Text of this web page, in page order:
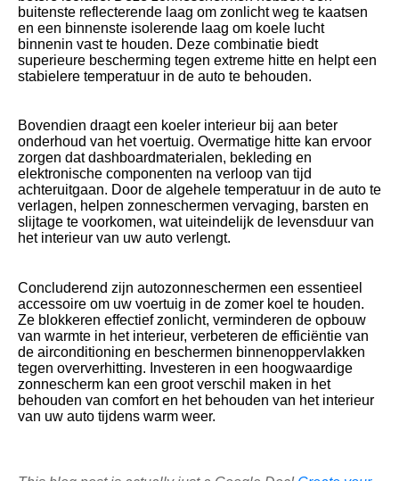
buitenste reflecterende laag om zonlicht weg te kaatsen
en een binnenste isolerende laag om koele lucht
binnenin vast te houden. Deze combinatie biedt
superieure bescherming tegen extreme hitte en helpt een
stabielere temperatuur in de auto te behouden.
Bovendien draagt ​​een koeler interieur bij aan beter
onderhoud van het voertuig. Overmatige hitte kan ervoor
zorgen dat dashboardmaterialen, bekleding en
elektronische componenten na verloop van tijd
achteruitgaan. Door de algehele temperatuur in de auto te
verlagen, helpen zonneschermen vervaging, barsten en
slijtage te voorkomen, wat uiteindelijk de levensduur van
het interieur van uw auto verlengt.
Concluderend zijn autozonneschermen een essentieel
accessoire om uw voertuig in de zomer koel te houden.
Ze blokkeren effectief zonlicht, verminderen de opbouw
van warmte in het interieur, verbeteren de efficiëntie van
de airconditioning en beschermen binnenoppervlakken
tegen oververhitting. Investeren in een hoogwaardige
zonnescherm kan een groot verschil maken in het
behouden van comfort en het behouden van het interieur
van uw auto tijdens warm weer.